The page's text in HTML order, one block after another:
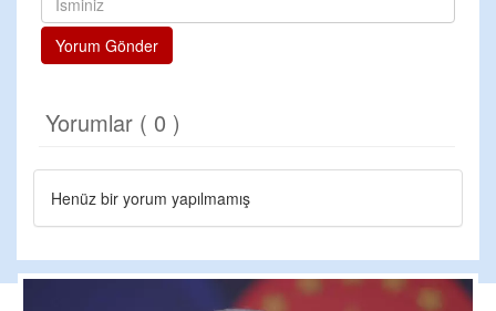
Yorum Gönder
Yorumlar ( 0 )
Henüz bir yorum yapılmamış